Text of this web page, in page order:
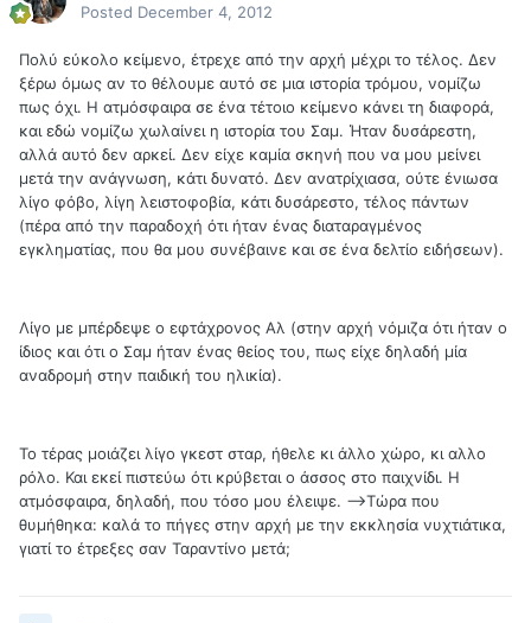
Posted December 4, 2012
Πολύ εύκολο κείμενο, έτρεχε από την αρχή μέχρι το τέλος. Δεν
ξέρω όμως αν το θέλουμε αυτό σε μια ιστορία τρόμου, νομίζω
πως όχι. Η ατμόσφαιρα σε ένα τέτοιο κείμενο κάνει τη διαφορά,
και εδώ νομίζω χωλαίνει η ιστορία του Σαμ. Ήταν δυσάρεστη,
αλλά αυτό δεν αρκεί. Δεν είχε καμία σκηνή που να μου μείνει
μετά την ανάγνωση, κάτι δυνατό. Δεν ανατρίχιασα, ούτε ένιωσα
λίγο φόβο, λίγη λειστοφοβία, κάτι δυσάρεστο, τέλος πάντων
(πέρα από την παραδοχή ότι ήταν ένας διαταραγμένος
εγκληματίας, που θα μου συνέβαινε και σε ένα δελτίο ειδήσεων).
Λίγο με μπέρδεψε ο εφτάχρονος Αλ (στην αρχή νόμιζα ότι ήταν ο
ίδιος και ότι ο Σαμ ήταν ένας θείος του, πως είχε δηλαδή μία
αναδρομή στην παιδική του ηλικία).
Το τέρας μοιάζει λίγο γκεστ σταρ, ήθελε κι άλλο χώρο, κι αλλο
ρόλο. Και εκεί πιστεύω ότι κρύβεται ο άσσος στο παιχνίδι. Η
ατμόσφαιρα, δηλαδή, που τόσο μου έλειψε. -->Τώρα που
θυμήθηκα: καλά το πήγες στην αρχή με την εκκλησία νυχτιάτικα,
γιατί το έτρεξες σαν Ταραντίνο μετά;